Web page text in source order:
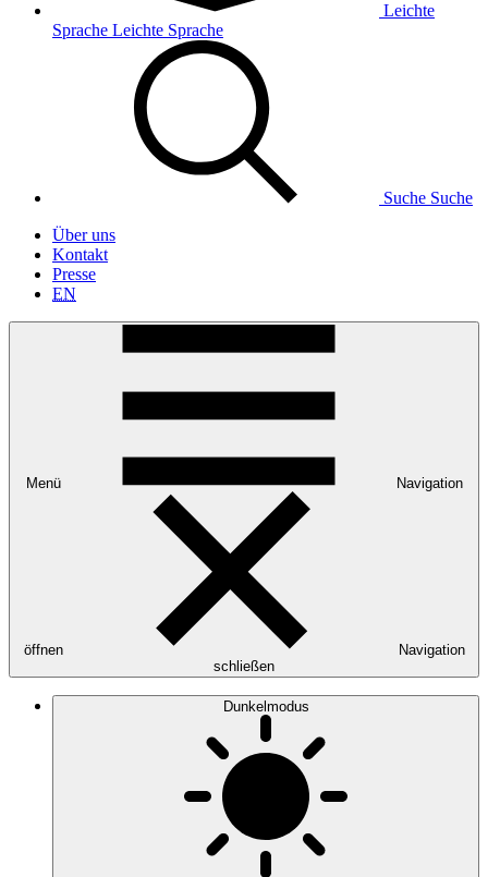
Leichte
Sprache Leichte Sprache
Suche Suche
Über uns
Kontakt
Presse
EN
Menü Navigation
öffnen
Navigation
schließen
Dunkelmodus